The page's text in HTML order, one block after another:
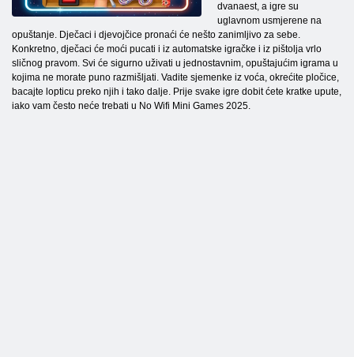
dvanaest, a igre su
uglavnom usmjerene na
opuštanje. Dječaci i djevojčice pronaći će nešto zanimljivo za sebe.
Konkretno, dječaci će moći pucati i iz automatske igračke i iz pištolja vrlo
sličnog pravom. Svi će sigurno uživati u jednostavnim, opuštajućim igrama u
kojima ne morate puno razmišljati. Vadite sjemenke iz voća, okrećite pločice,
bacajte lopticu preko njih i tako dalje. Prije svake igre dobit ćete kratke upute,
iako vam često neće trebati u No Wifi Mini Games 2025.